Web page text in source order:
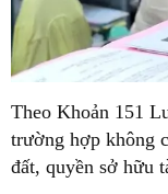
Theo Khoản 151
trường hợp không
đất, quyền sở hữu